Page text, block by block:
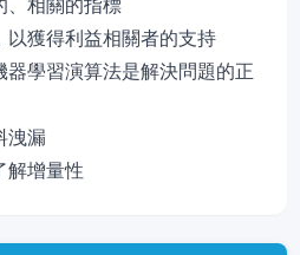
以獲得利益相關者的支持
器學習演算法是解決問題的正
洩漏
解增量性